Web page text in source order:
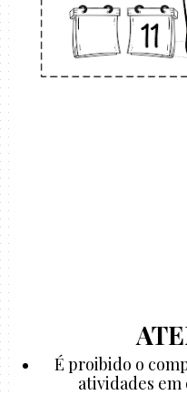
É proibido o
atividades